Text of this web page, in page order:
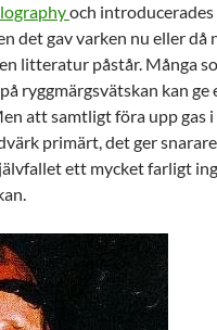
och introducerades
det gav varken nu eller då
litteratur påstår. Många
ryggmärgsvätskan kan ge
att samtligt föra upp gas
primärt, det ger
ett mycket farligt